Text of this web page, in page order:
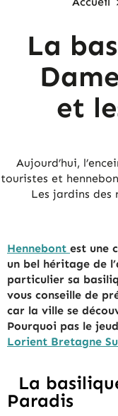
La
et
Aujourd’hui,
touristes et
Les jardins des
Hennebont est une
un bel héritage de
particulier sa
vous conseille de
car la ville se
Pourquoi pas le
Lorient Bretagne
La
Paradis